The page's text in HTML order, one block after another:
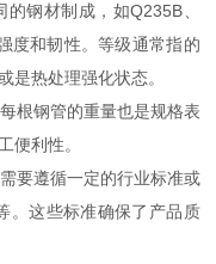
钢材制成，如Q235B、
度和韧性。等级通常指的
是热处理强化状态。
根钢管的重量也是规格表
便利性。
要遵循一定的行业标准或
。这些标准确保了产品质